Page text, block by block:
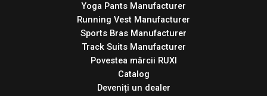
Yoga Pants Manufacturer
Running Vest Manufacturer
Sports Bras Manufacturer
Track Suits Manufacturer
Povestea mărcii RUXI
Catalog
Deveniți un dealer